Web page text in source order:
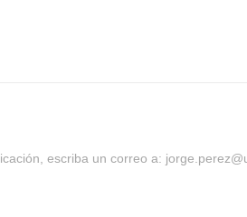
escriba un correo a: